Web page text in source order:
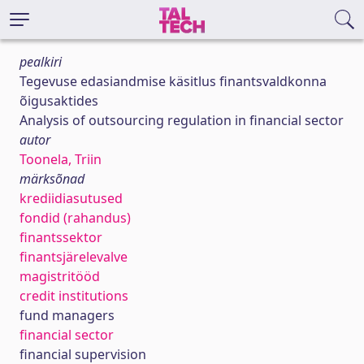
pealkiri
Tegevuse edasiandmise käsitlus finantsvaldkonna
õigusaktides
Analysis of outsourcing regulation in financial sector
autor
Toonela, Triin
märksõnad
krediidiasutused
fondid (rahandus)
finantssektor
finantsjärelevalve
magistritööd
credit institutions
fund managers
financial sector
financial supervision